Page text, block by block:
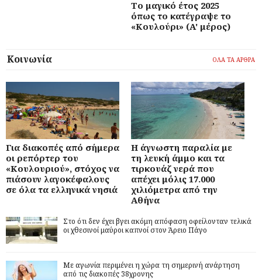
Το μαγικό έτος 2025
όπως το κατέγραψε το
«Κουλούρι» (A' μέρος)
Κοινωνία ΟΛΑ ΤΑ ΑΡΘΡΑ
Για διακοπές από σήμερα
οι ρεπόρτερ του
«Κουλουριού», στόχος να
πιάσουν λαγοκέφαλους
σε όλα τα ελληνικά νησιά
Η άγνωστη παραλία με
τη λευκή άμμο και τα
τιρκουάζ νερά που
απέχει μόλις 17.000
χιλιόμετρα από την
Αθήνα
Στο ότι δεν έχει βγει ακόμη απόφαση οφείλονταν τελικά
οι χθεσινοί μαύροι καπνοί στον Άρειο Πάγο
Με αγωνία περιμένει η χώρα τη σημερινή ανάρτηση
από τις διακοπές 38χρονης